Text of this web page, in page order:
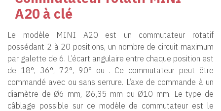
A20 à clé
Le modèle MINI A20 est un commutateur rotatif
possédant 2 à 20 positions, un nombre de circuit maximum
par galette de 6. L’écart angulaire entre chaque position est
de 18°, 36°, 72°, 90° ou . Ce commutateur peut être
commandé avec ou sans serrure. L’axe de commande à un
diamètre de Ø6 mm, Ø6,35 mm ou Ø10 mm. Le type de
câblage possible sur ce modèle de commutateur est le